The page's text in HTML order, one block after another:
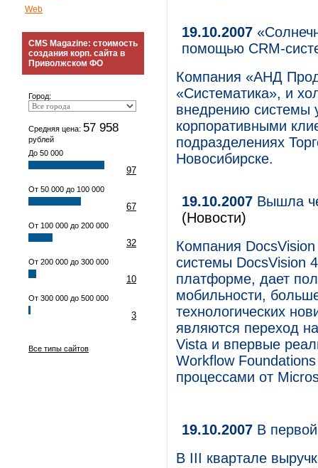
Web
CMS Magazine: стоимость
создания корп. сайта в
Приволжском ФО
Город:
Средняя цена: 57 958
рублей
До 50 000
97
От 50 000 до 100 000
67
От 100 000 до 200 000
32
От 200 000 до 300 000
10
От 300 000 до 500 000
3
Все типы сайтов
19.10.2007
помощью CRM-
Компания «АНД
«Систематика», и
внедрению системы
корпоративными
подразделениях
Новосибирске.
19.10.2007 Вышла
(Новости)
Компания
системы DocsVision
платформе, дает
мобильности,
технологических
являются переход
Vista и впервые
Workflow
процессами от
19.10.2007 В
В III квартале